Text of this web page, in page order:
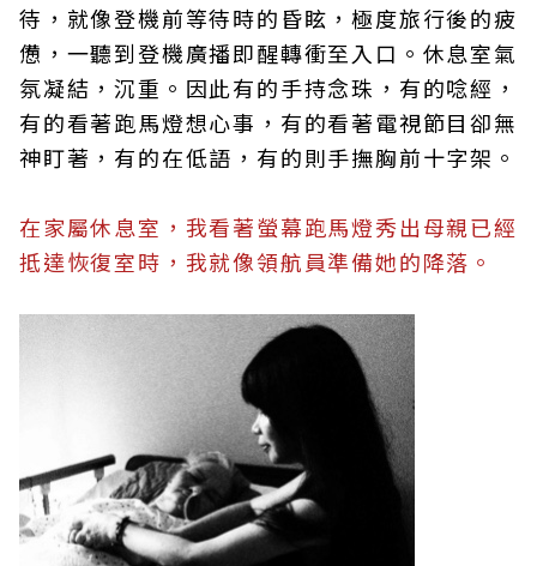
待，就像登機前等待時的昏眩，極度旅行後的疲
憊，一聽到登機廣播即醒轉衝至入口。休息室氣
氛凝結，沉重。因此有的手持念珠，有的唸經，
有的看著跑馬燈想心事，有的看著電視節目卻無
神盯著，有的在低語，有的則手撫胸前十字架。
在家屬休息室，我看著螢幕跑馬燈秀出母親已經
抵達恢復室時，我就像領航員準備她的降落。